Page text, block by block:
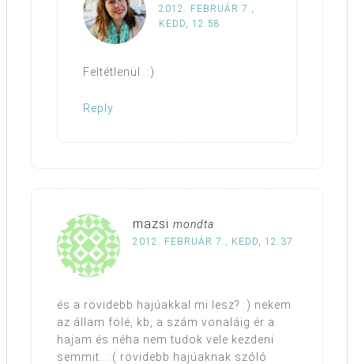
2012. FEBRUÁR 7.,
KEDD, 12:58
Feltétlenül. :)
Reply
mazsi mondta
2012. FEBRUÁR 7., KEDD, 12:37
és a rövidebb hajúakkal mi lesz? :) nekem
az állam fölé, kb, a szám vonaláig ér a
hajam és néha nem tudok vele kezdeni
semmit.. :( rövidebb hajúaknak szóló